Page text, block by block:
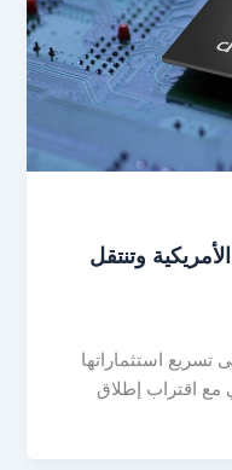
وتنتقل
تسريع استثماراتها
مع اقتراب إطلاق